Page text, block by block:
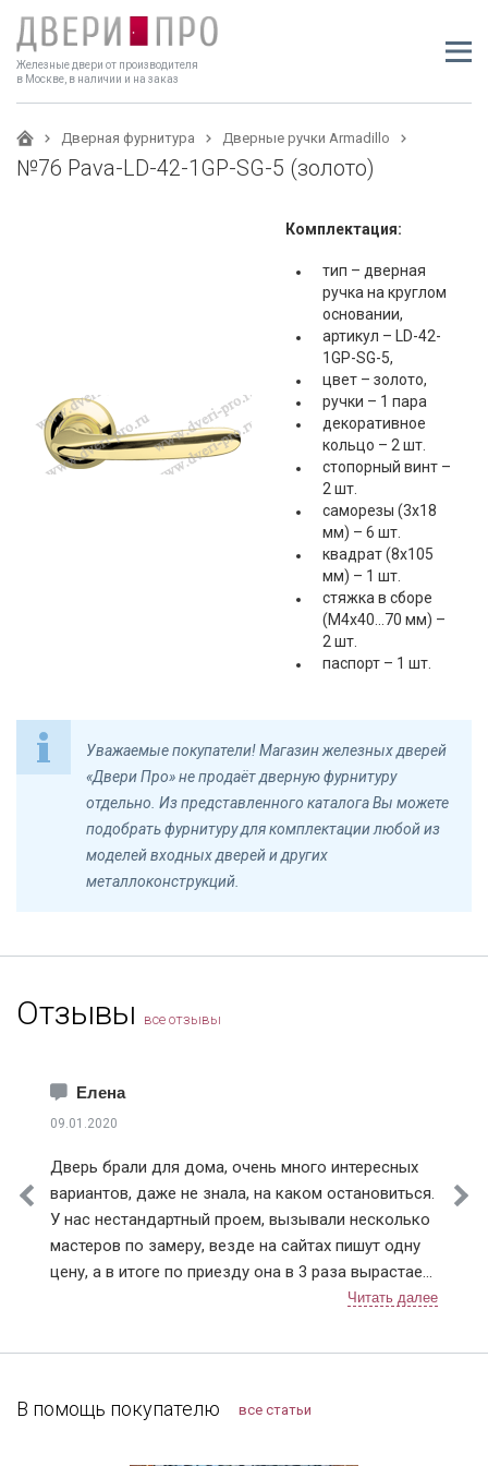
Железные двери от производителя
в Москве, в наличии и на заказ
Дверная фурнитура Дверные ручки Armadillo
№76 Pava-LD-42-1GP-SG-5 (золото)
Комплектация:
тип – дверная
ручка на круглом
основании,
артикул – LD-42-
1GP-SG-5,
цвет – золото,
ручки – 1 пара
декоративное
кольцо – 2 шт.
стопорный винт –
2 шт.
саморезы (3х18
мм) – 6 шт.
квадрат (8х105
мм) – 1 шт.
стяжка в сборе
(M4х40...70 мм) –
2 шт.
паспорт – 1 шт.
Уважаемые покупатели! Магазин железных дверей
«Двери Про» не продаёт дверную фурнитуру
отдельно. Из представленного каталога Вы можете
подобрать фурнитуру для комплектации любой из
моделей входных дверей и других
металлоконструкций.
Отзывы все отзывы
Елена
09.01.2020
Дверь брали для дома, очень много интересных
вариантов, даже не знала, на каком остановиться.
У нас нестандартный проем, вызывали несколько
мастеров по замеру, везде на сайтах пишут одну
цену, а в итоге по приезду она в 3 раза вырастает.
Ну понятно что проем нестандартный, но почему
по факту. У Дверей Про цена на сайте и после
Мы с мужем выбрали модель с терморазрывом.
В помощь покупателю все статьи